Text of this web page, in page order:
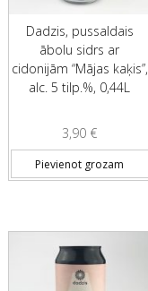
Dadzis, pussaldais
ābolu sidrs ar
cidonijām “Mājas kaķis”,
alc. 5 tilp.%, 0,44L
3,90 €
Pievienot grozam